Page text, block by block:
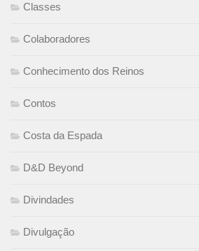
Classes
Colaboradores
Conhecimento dos Reinos
Contos
Costa da Espada
D&D Beyond
Divindades
Divulgação